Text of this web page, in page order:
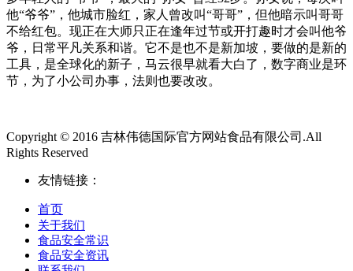
他“爷爷”，他城市脸红，家人曾改叫“哥哥”，但他暗示叫哥哥
不给红包。现正在大师只正在逢年过节或开打趣时才会叫他爷
爷，日常平凡关系和谐。它不是也不是新加坡，要做的是新的
工具，是全球化的新子，马云很早就看大白了，数字商业是环
节，为了小公司办事，法则也要改改。
Copyright © 2016 吉林伟德国际官方网站食品有限公司.All
Rights Reserved
友情链接：
首页
关于我们
食品安全常识
食品安全资讯